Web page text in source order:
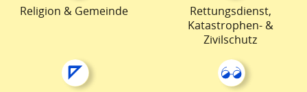
Religion & Gemeinde
Rettungsdienst,
Katastrophen- &
Zivilschutz